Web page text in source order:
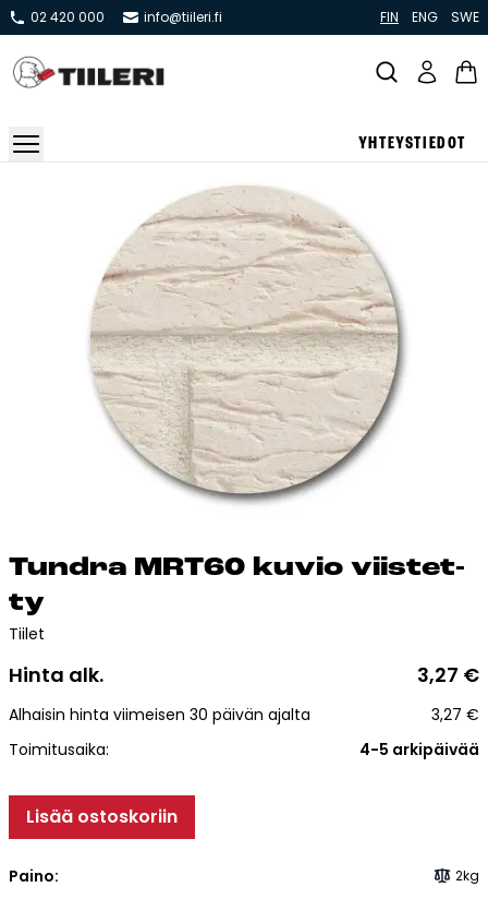
02 420 000 info@tiileri.fi FIN ENG SWE
YHTEYSTIEDOT
Varaavat takat
Pönttö -ja kaakeliuunit
Leivin -ja lämpiöuunit
Kiertoilmatakat ja kamiinat
Grillit ja pihakeittiöt
Esitteet, hinnastot ja ohjeet
Kotikäynti
Tiilet ja tiililaatat
Julkisivutiilet
Tiililaatat
Aukonylitysratkaisut ja
Vastuullisuus
Tund­ra MRT60 ku­vio viis­tet­
ty
Tiilet
Hinta alk. 3,27 €
Alhaisin hinta viimeisen 30 päivän ajalta 3,27 €
Toimitusaika:
4-5 arkipäivää
Lisää ostoskoriin
Paino: 2kg